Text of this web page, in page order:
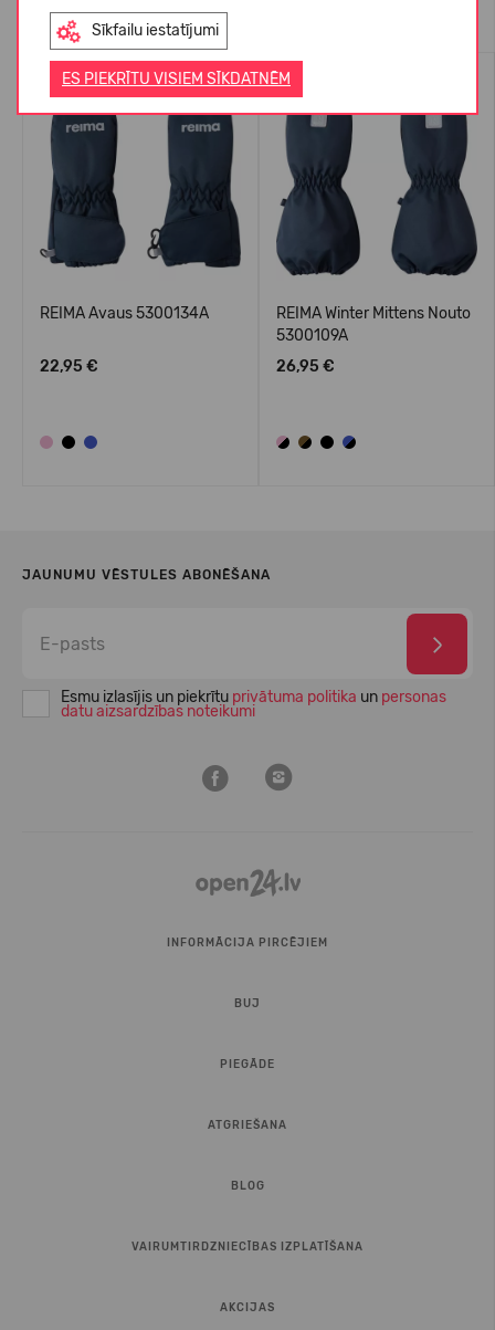
Sīkfailu iestatījumi
ES PIEKRĪTU VISIEM SĪKDATNĒM
WATERPROOF
REIMA Avaus 5300134A
22,95 €
WATERPROOF
REIMA Winter Mittens Nouto
5300109A
26,95 €
JAUNUMU VĒSTULES ABONĒŠANA
Esmu izlasījis un piekrītu privātuma politika un personas
datu aizsardzības noteikumi
INFORMĀCIJA PIRCĒJIEM
BUJ
PIEGĀDE
ATGRIEŠANA
BLOG
VAIRUMTIRDZNIECĪBAS IZPLATĪŠANA
AKCIJAS